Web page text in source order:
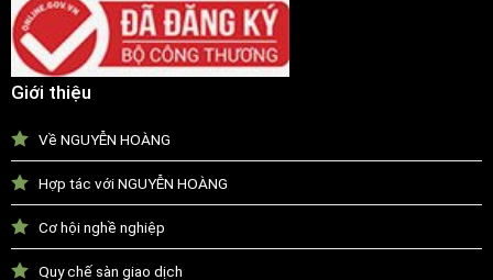
Giới thiệu
Về NGUYỄN HOÀNG
Hợp tác với NGUYỄN HOÀNG
Cơ hội nghề nghiệp
Quy chế sàn giao dịch